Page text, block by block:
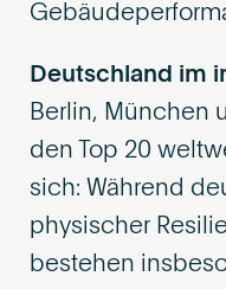
Deutschland im
Berlin, München
den Top 20
sich: Während
physischer
bestehen